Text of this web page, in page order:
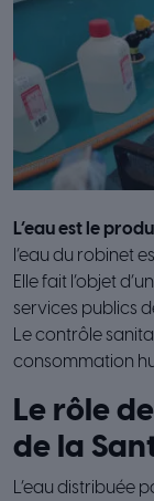
L’eau est le
l’eau du robinet
Elle fait l’objet
services publics
Le contrôle
consommation
Le rôle
de la
L’eau distribuée